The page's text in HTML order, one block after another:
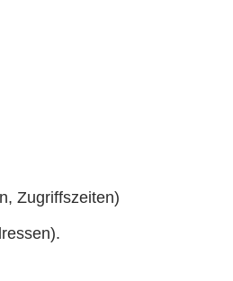
Zugriffszeiten)